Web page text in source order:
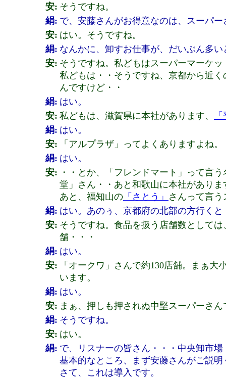
安: そうですね。
絹: で、安藤さんがお得意なのは、スーパー
安: はい。そうですね。
絹: なんかに、卸すお仕事が、だいぶん多い
安: そうですね。私どもはスーパーマーケ
私どもは・・そうですね、京都から近
んですけど・・
絹: はい。
安: 私どもは、滋賀県に本社があります、
絹: はい。
安:
「アルプラザ」ってよくありますよね。
絹: はい。
安: ・・とか、「フレンドマート」って言
堂」さん・・あと和歌山に本社がありま
あと、福知山の 「さとう」 さんって言
絹: はい。あのぅ、京都府の北部の方行く
安: そうですね。食品を扱う店舗数として
舗・・・
絹: はい。
安:
「オークワ」さんで約130店舗。まぁ
います。
絹: はい。
安: まぁ、押しも押されぬ中堅スーパーさん
絹: そうですね。
安: はい。
絹: で、リスナーの皆さん・・・中央卸市
基本的なところ、まず安藤さんがご説
さて、これは導入です。